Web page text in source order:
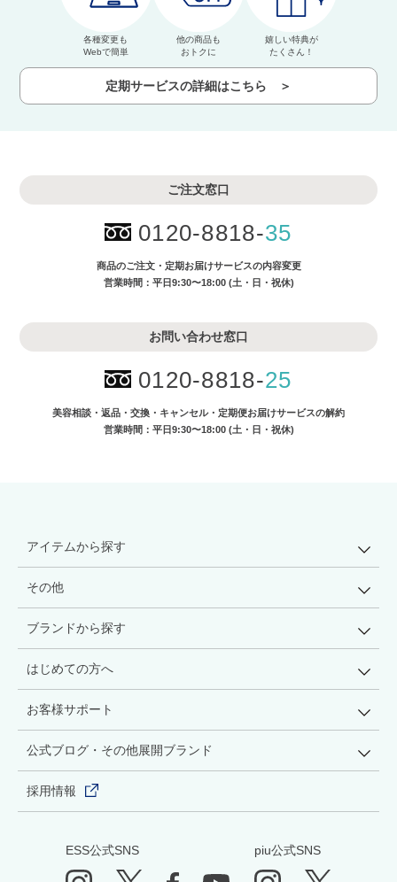
各種変更も
Webで簡単
他の商品も
おトクに
嬉しい特典が
たくさん！
定期サービスの詳細はこちら ＞
ご注文窓口
0120-8818-35
商品のご注文・ 定期お届けサービスの内容変更
営業時間：平日9:30〜18:00 (土・日・祝休)
お問い合わせ窓口
0120-8818-25
美容相談・返品・交換・キャンセル・ 定期便お届けサービスの解約
営業時間：平日9:30〜18:00 (土・日・祝休)
アイテムから探す
その他
ブランドから探す
はじめての方へ
お客様サポート
公式ブログ・その他展開ブランド
採用情報
ESS公式SNS piu公式SNS